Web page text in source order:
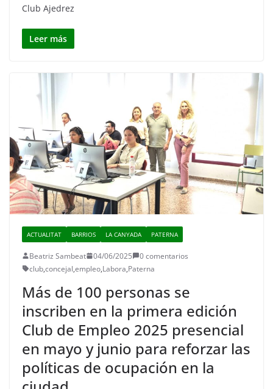
Club Ajedrez
Leer más
ACTUALITAT BARRIOS LA CANYADA PATERNA
Beatriz Sambeat 04/06/2025
0 comentarios
club,concejal,empleo,Labora,Paterna
Más de 100 personas se
inscriben en la primera edición
Club de Empleo 2025 presencial
en mayo y junio para reforzar las
políticas de ocupación en la